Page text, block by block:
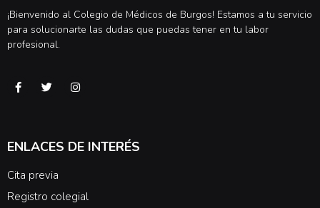
¡Bienvenido al Colegio de Médicos de Burgos! Estamos a tu servicio
para solucionarte las dudas que puedas tener en tu labor
profesional.
ENLACES DE INTERÉS
Cita previa
Registro colegial